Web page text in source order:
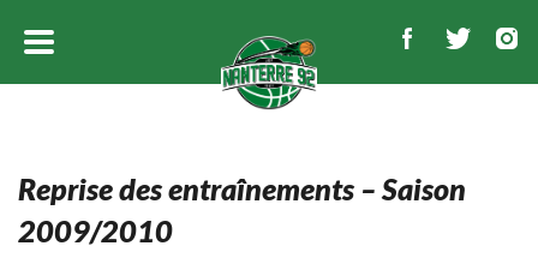
Reprise des entraînements – Saison
2009/2010